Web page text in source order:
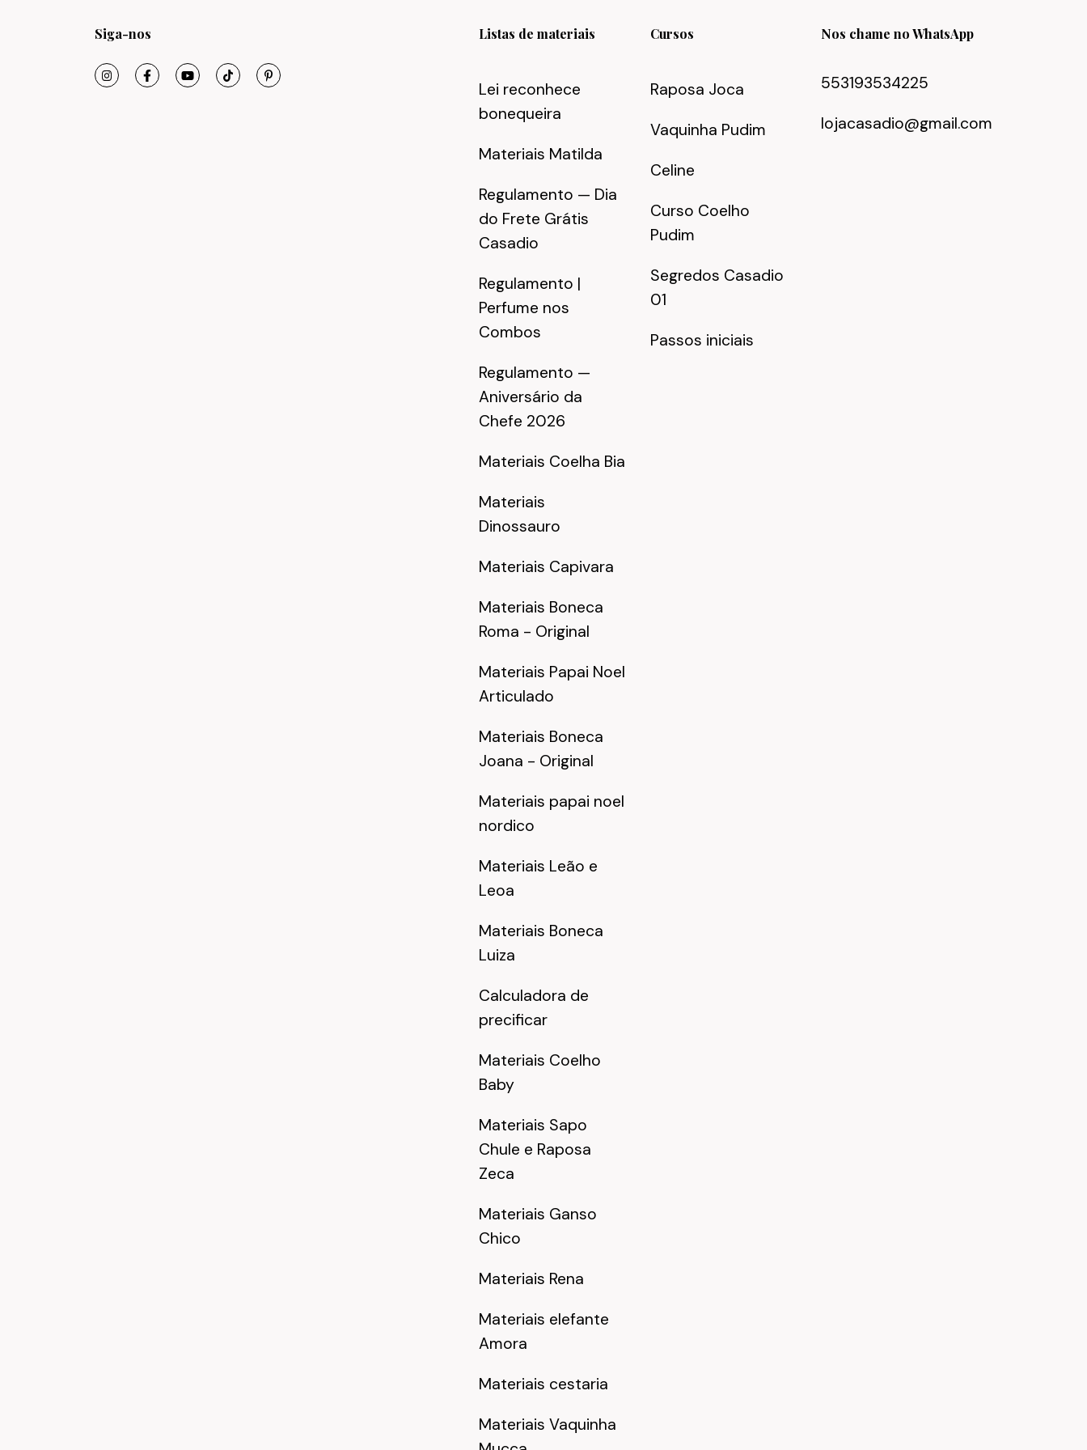
Siga-nos Listas de materiais
Lei reconhece
bonequeira
Materiais Matilda
Regulamento — Dia
do Frete Grátis
Casadio
Regulamento |
Perfume nos
Combos
Regulamento —
Aniversário da
Chefe 2026
Materiais Coelha Bia
Materiais
Dinossauro
Materiais Capivara
Materiais Boneca
Roma - Original
Materiais Papai Noel
Articulado
Materiais Boneca
Joana - Original
Materiais papai noel
nordico
Materiais Leão e
Leoa
Materiais Boneca
Luiza
Calculadora de
precificar
Materiais Coelho
Baby
Materiais Sapo
Chule e Raposa
Zeca
Materiais Ganso
Chico
Materiais Rena
Materiais elefante
Amora
Materiais cestaria
Materiais Vaquinha
Cursos
Raposa Joca
Vaquinha Pudim
Celine
Curso Coelho
Pudim
Segredos Casadio
01
Passos iniciais
Nos chame no WhatsApp
553193534225
lojacasadio@gmail.com